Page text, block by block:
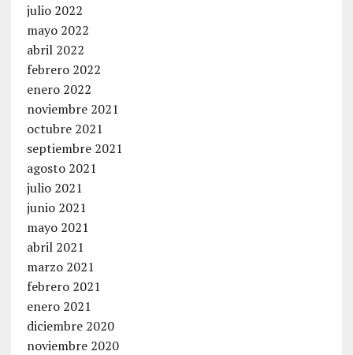
julio 2022
mayo 2022
abril 2022
febrero 2022
enero 2022
noviembre 2021
octubre 2021
septiembre 2021
agosto 2021
julio 2021
junio 2021
mayo 2021
abril 2021
marzo 2021
febrero 2021
enero 2021
diciembre 2020
noviembre 2020